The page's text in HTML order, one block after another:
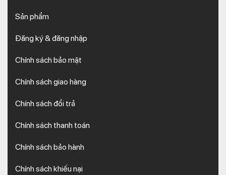
Sản phẩm
Đăng ký & đăng nhập
Chính sách bảo mật
Chính sách giao hàng
Chính sách đổi trả
Chính sách thanh toán
Chính sách bảo hành
Chính sách khiếu nại